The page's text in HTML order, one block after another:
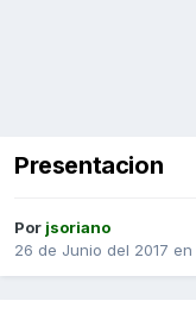
Presentacion
Por jsoriano
26 de Junio del 2017 en